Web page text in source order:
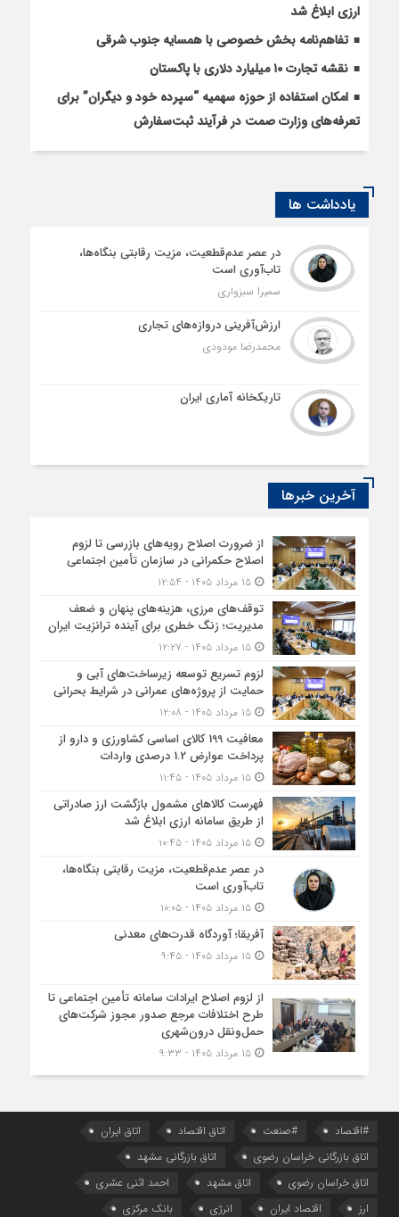
ارزی ابلاغ شد
تفاهم‌نامه بخش خصوصی با همسایه جنوب شرقی
نقشه تجارت ۱۰‌ میلیارد دلاری با پاکستان
امکان استفاده از حوزه سهمیه “سپرده خود و دیگران” برای
تعرفه‌های وزارت صمت در فرآیند ثبت‌سفارش
یادداشت ها
در عصر عدم‌قطعیت، مزیت رقابتی بنگاه‌ها،
تاب‌آوری است
سمیرا سبزواری
ارزش‌آفرینی دروازه‌های تجاری
محمدرضا مودودی
تاریکخانه آماری ایران
آخرین خبرها
از ضرورت اصلاح رویه‌های بازرسی تا لزوم
اصلاح حکمرانی در سازمان تأمین اجتماعی
۱۵ مرداد ۱۴۰۵ - ۱۲:۵۴
توقف‌های مرزی، هزینه‌های پنهان و ضعف
مدیریت؛ زنگ خطری برای آینده ترانزیت ایران
۱۵ مرداد ۱۴۰۵ - ۱۲:۲۷
لزوم تسریع توسعه زیرساخت‌های آبی و
حمایت از پروژه‌های عمرانی در شرایط بحرانی
۱۵ مرداد ۱۴۰۵ - ۱۲:۰۸
معافیت 199 کالای اساسی کشاورزی و دارو از
پرداخت عوارض 1.2 درصدی واردات
۱۵ مرداد ۱۴۰۵ - ۱۱:۴۵
فهرست کالاهای مشمول بازگشت ارز صادراتی
از طریق سامانه ارزی ابلاغ شد
۱۵ مرداد ۱۴۰۵ - ۱۰:۴۵
در عصر عدم‌قطعیت، مزیت رقابتی بنگاه‌ها،
تاب‌آوری است
۱۵ مرداد ۱۴۰۵ - ۱۰:۰۵
آفریقا؛ آوردگاه قدرت‌های معدنی
۱۵ مرداد ۱۴۰۵ - ۹:۴۵
از لزوم اصلاح ایرادات سامانه تأمین اجتماعی تا
طرح اختلافات مرجع صدور مجوز شرکت‌های
حمل‌ونقل درون‌شهری
۱۵ مرداد ۱۴۰۵ - ۹:۳۳
#اقتصاد #صنعت اتاق اقتصاد
اتاق ایران
اتاق بازرگانی خراسان رضوی
اتاق بازرگانی مشهد
اتاق خراسان رضوی
اتاق مشهد
احمد اثنی عشری
ارز
اقتصاد ایران انرژی بانک مرکزی